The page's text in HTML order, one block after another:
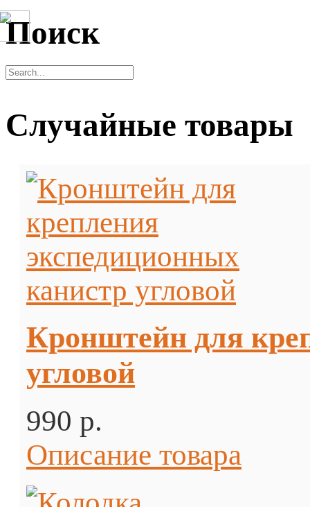
Поиск
Случайные товары
Кронштейн для
угловой
990 p.
Описание товара